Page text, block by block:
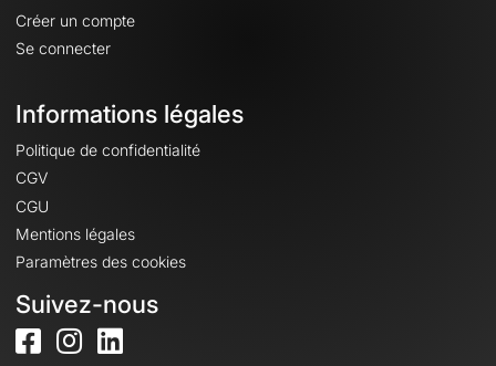
Créer un compte
Se connecter
Informations légales
Politique de confidentialité
CGV
CGU
Mentions légales
Paramètres des cookies
Suivez-nous